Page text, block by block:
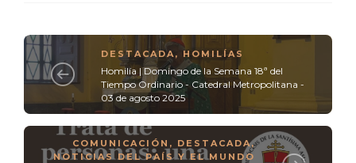
DESTACADA , HOMILÍAS
Homilía | Domingo de la Semana 18ª del
Tiempo Ordinario - Catedral Metropolitana -
03 de agosto 2025
COMUNICACIÓN , DESTACADA,
NOTICIAS DEL PAÍS Y EL MUNDO